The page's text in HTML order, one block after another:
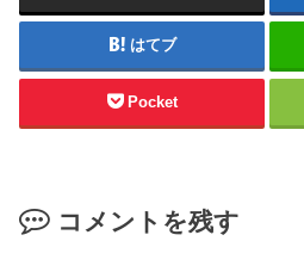
はてブ
Pocket
コメントを残す